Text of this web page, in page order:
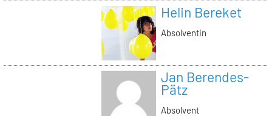
Helin Bereket
Absolventin
Jan Berendes-
Pätz
Absolvent